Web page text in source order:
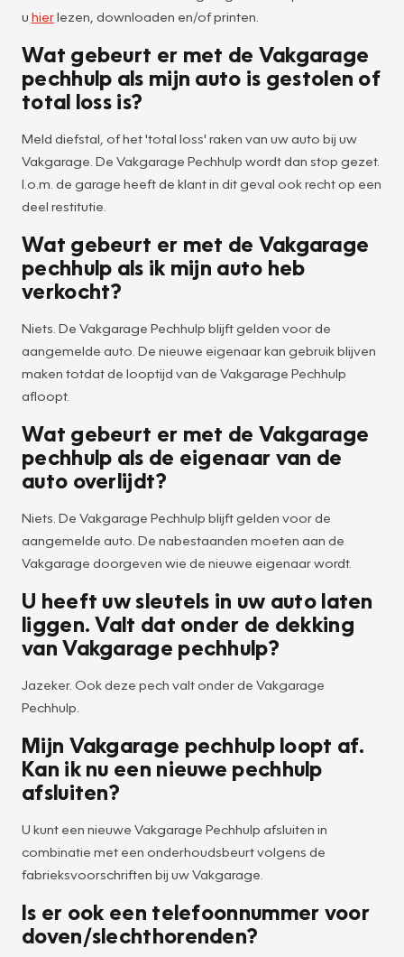
u hierlezen, downloaden en/of printen.
Wat gebeurt er met de Vakgarage
pechhulp als mijn auto is gestolen of
total loss is?
Meld diefstal, of het 'total loss' raken van uw auto bij uw
Vakgarage. De Vakgarage Pechhulp wordt dan stop gezet.
I.o.m. de garage heeft de klant in dit geval ook recht op een
deel restitutie.
Wat gebeurt er met de Vakgarage
pechhulp als ik mijn auto heb
verkocht?
Niets. De Vakgarage Pechhulp blijft gelden voor de
aangemelde auto. De nieuwe eigenaar kan gebruik blijven
maken totdat de looptijd van de Vakgarage Pechhulp
afloopt.
Wat gebeurt er met de Vakgarage
pechhulp als de eigenaar van de
auto overlijdt?
Niets. De Vakgarage Pechhulp blijft gelden voor de
aangemelde auto. De nabestaanden moeten aan de
Vakgarage doorgeven wie de nieuwe eigenaar wordt.
U heeft uw sleutels in uw auto laten
liggen. Valt dat onder de dekking
van Vakgarage pechhulp?
Jazeker. Ook deze pech valt onder de Vakgarage
Pechhulp.
Mijn Vakgarage pechhulp loopt af.
Kan ik nu een nieuwe pechhulp
afsluiten?
U kunt een nieuwe Vakgarage Pechhulp afsluiten in
combinatie met een onderhoudsbeurt volgens de
fabrieksvoorschriften bij uw Vakgarage.
Is er ook een telefoonnummer voor
doven/slechthorenden?